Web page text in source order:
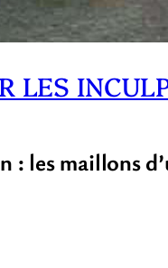
LES
: les maillons